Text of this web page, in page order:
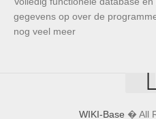
gegevens op over de
nog veel meer
WIKI-Base � All